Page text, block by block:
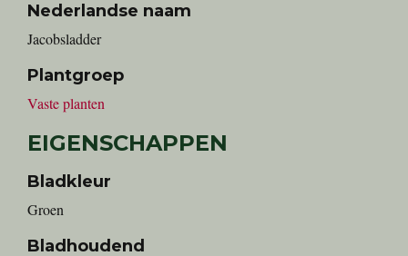
Nederlandse naam
Jacobsladder
Plantgroep
Vaste planten
EIGENSCHAPPEN
Bladkleur
Groen
Bladhoudend